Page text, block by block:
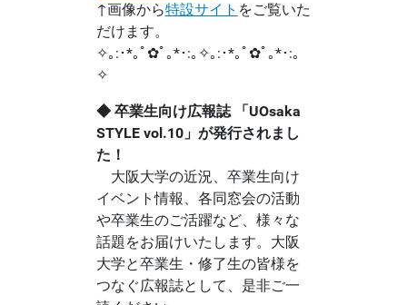
↑画像から特設サイト をご覧いた
だけます。
✧｡:･*｡ﾟ✿ﾟ｡*･:｡✧｡:･*｡ﾟ✿ﾟ｡*･:｡
✧
◆ 卒業生向け広報誌 「UOsaka
STYLE vol.10」が発行されまし
た！
大阪大学の近況、卒業生向け
イベント情報、各同窓会の活動
や卒業生のご活躍など、様々な
話題をお届けいたします。大阪
大学と卒業生・修了生の皆様を
つなぐ広報誌として、是非ご一